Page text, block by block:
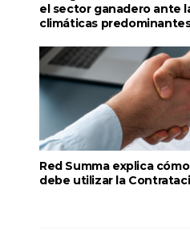
el sector ganadero ante
climáticas
Red Summa explica
debe utilizar la